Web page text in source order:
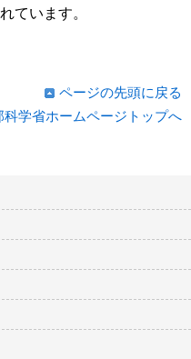
ています。
ページの先頭に戻る
科学省ホームページトップへ